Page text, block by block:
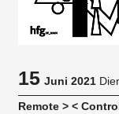
15Juni 2021
Remote > <